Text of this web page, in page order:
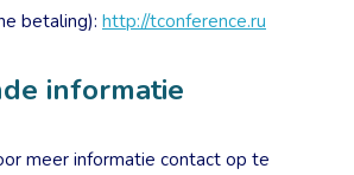
betaling): http://tconference.ru
informatie
meer informatie contact op te